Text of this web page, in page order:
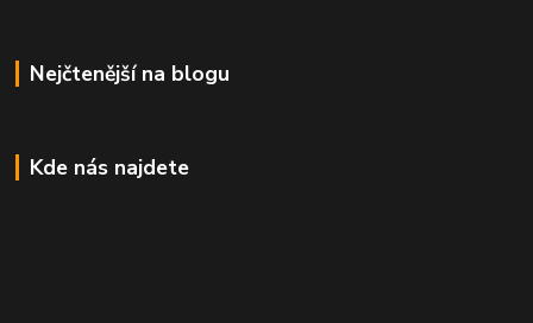
Nejčtenější na blogu
Kde nás najdete